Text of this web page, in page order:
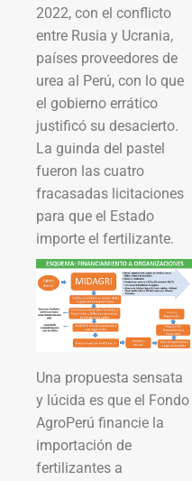
2022, con el conflicto
entre Rusia y Ucrania,
países proveedores de
urea al Perú, con lo que
el gobierno errático
justificó su desacierto.
La guinda del pastel
fueron las cuatro
fracasadas licitaciones
para que el Estado
importe el fertilizante.
Una propuesta sensata
y lúcida es que el Fondo
AgroPerú financie la
importación de
fertilizantes a